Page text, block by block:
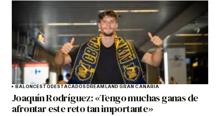
BALONCESTODESTACADOSDREAMLAND GRAN CANARIA
Joaquín Rodríguez: «Tengo muchas ganas de
afrontar este reto tan importante»